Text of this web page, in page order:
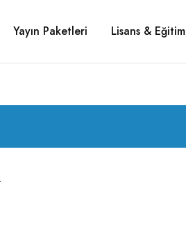
Yayın Paketleri Lisans & Eğitim